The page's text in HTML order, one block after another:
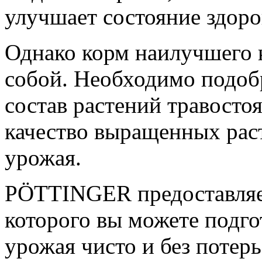
улучшает состояние
Однако корм наилучшего
собой. Необходимо
состав растений
качество выращенных
урожая.
PÖTTINGER
которого вы можете
урожая чисто и без